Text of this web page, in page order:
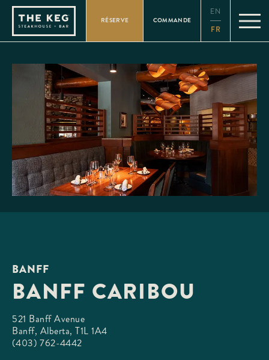
Please
note:
website
includes
accessibility
RÉSERVE COMMANDE
EN
FR
BANFF
BANFF CARIBOU
521 Banff Avenue
Banff, Alberta, T1L 1A4
(403) 762-4442